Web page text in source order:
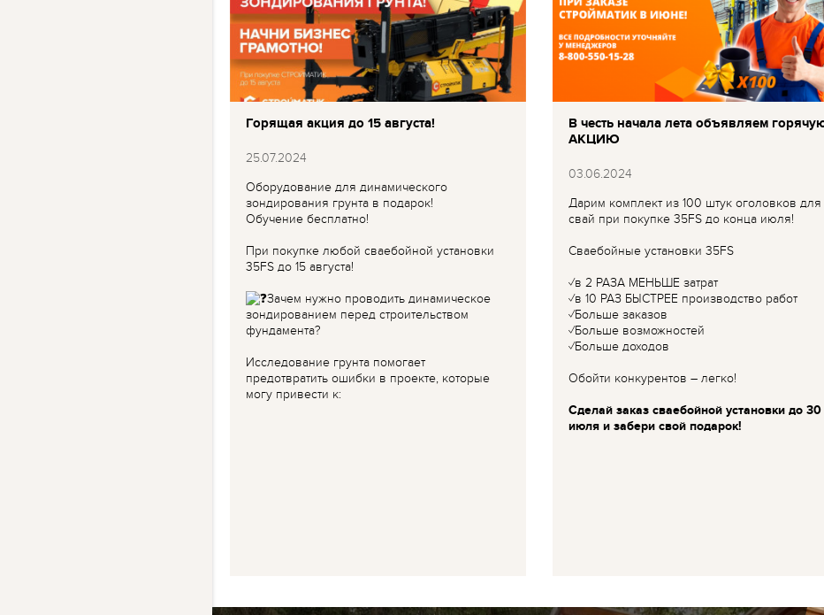
Горящая акция до 15 августа!
25.07.2024
Оборудование для динамического
зондирования грунта в подарок!
Обучение бесплатно!
При покупке любой сваебойной установки
35FS до 15 августа!
Зачем нужно проводить динамическое
зондированием перед строительством
фундамента?
Исследование грунта помогает
предотвратить ошибки в проекте, которые
могу привести к:
В честь начала лета объявляем
АКЦИЮ
03.06.2024
Дарим комплект из 100 штук оголовков для
свай при покупке 35FS до конца июля!
Сваебойные установки 35FS
✓в 2 РАЗА МЕНЬШЕ затрат
✓в 10 РАЗ БЫСТРЕЕ производство работ
✓Больше заказов
✓Больше возможностей
✓Больше доходов
Обойти конкурентов – легко!
Сделай заказ сваебойной установки до 30
июля и забери свой подарок!